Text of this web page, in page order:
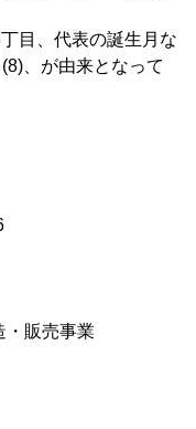
目、代表の誕生月な
、が由来となって
・販売事業